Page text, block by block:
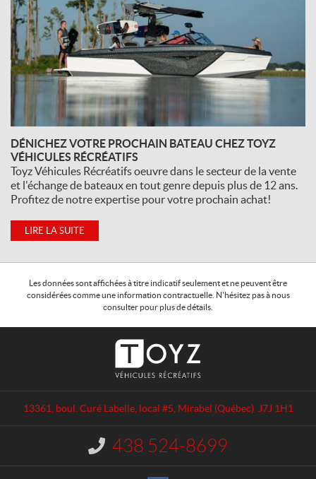
DÉNICHEZ VOTRE PROCHAIN BATEAU CHEZ TOYZ
VÉHICULES RÉCRÉATIFS
Toyz Véhicules Récréatifs oeuvre dans le secteur de la vente
et l'échange de bateaux en tout genre depuis plus de 12 ans.
Profitez de notre expertise pour votre prochain achat!
LIRE LA SUITE
Les données sont affichées à titre indicatif seulement et ne peuvent être
considérées comme une information contractuelle. N'hésitez pas à nous
consulter pour plus de détails.
13361, boul. Curé Labelle, local #5 Mirabel (Québec) J7J 1H1
438 524-8699